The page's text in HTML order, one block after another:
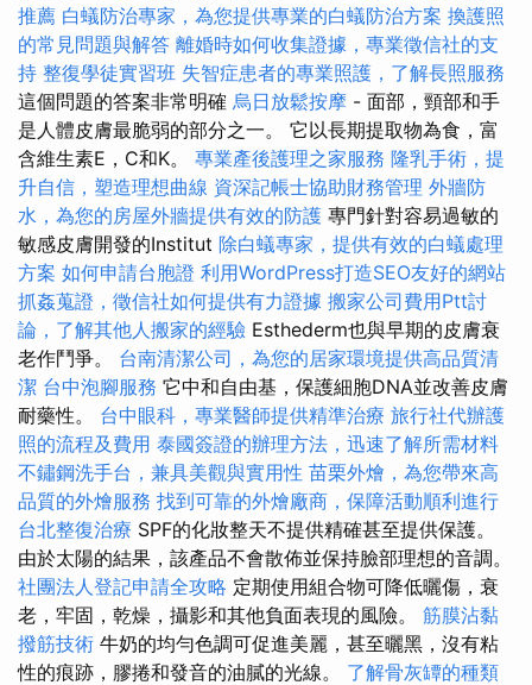
推薦 白蟻防治專家，為您提供專業的白蟻防治方案 換護照
的常見問題與解答 離婚時如何收集證據，專業徵信社的支
持 整復學徒實習班 失智症患者的專業照護，了解長照服務
這個問題的答案非常明確 烏日放鬆按摩 - 面部，頸部和手
是人體皮膚最脆弱的部分之一。 它以長期提取物為食，富
含維生素E，C和K。 專業產後護理之家服務 隆乳手術，提
升自信，塑造理想曲線 資深記帳士協助財務管理 外牆防
水，為您的房屋外牆提供有效的防護 專門針對容易過敏的
敏感皮膚開發的Institut 除白蟻專家，提供有效的白蟻處理
方案 如何申請台胞證 利用WordPress打造SEO友好的網站
抓姦蒐證，徵信社如何提供有力證據 搬家公司費用Ptt討
論，了解其他人搬家的經驗 Esthederm也與早期的皮膚衰
老作鬥爭。 台南清潔公司，為您的居家環境提供高品質清
潔 台中泡腳服務 它中和自由基，保護細胞DNA並改善皮膚
耐藥性。 台中眼科，專業醫師提供精準治療 旅行社代辦護
照的流程及費用 泰國簽證的辦理方法，迅速了解所需材料
不鏽鋼洗手台，兼具美觀與實用性 苗栗外燴，為您帶來高
品質的外燴服務 找到可靠的外燴廠商，保障活動順利進行
台北整復治療 SPF的化妝整天不提供精確甚至提供保護。
由於太陽的結果，該產品不會散佈並保持臉部理想的音調。
社團法人登記申請全攻略 定期使用組合物可降低曬傷，衰
老，牢固，乾燥，攝影和其他負面表現的風險。 筋膜沾黏
撥筋技術 牛奶的均勻色調可促進美麗，甚至曬黑，沒有粘
性的痕跡，膠捲和發音的油膩的光線。 了解骨灰罈的種類